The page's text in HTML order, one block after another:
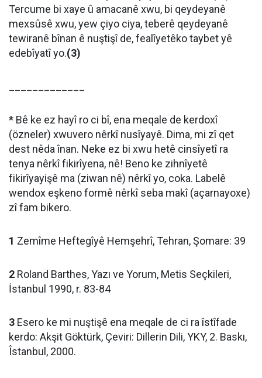
Tercume bi xaye û amacanê xwu, bi qeydeyanê
mexsûsê xwu, yew çiyo ciya, teberê qeydeyanê
tewiranê bînan ê nuştişî de, fealîyetêko taybet yê
edebîyatî yo.(3)
* Bê ke ez hayî ro ci bî, ena meqale de kerdoxî
(özneler) xwuvero nêrkî nusîyayê. Dima, mi zî qet
dest nêda înan. Neke ez bi xwu hetê cinsîyetî ra
tenya nêrkî fikirîyena, nê! Beno ke zihnîyetê
fikirîyayişê ma (ziwan nê) nêrkî yo, coka. Labelê
wendox eşkeno formê nêrkî seba makî (açarnayoxe)
zî fam bikero.
1 Zemîme Heftegîyê Hemşehrî, Tehran, Şomare: 39
2 Roland Barthes, Yazı ve Yorum, Metis Seçkileri,
İstanbul 1990, r. 83-84
3 Esero ke mi nuştişê ena meqale de ci ra îstîfade
kerdo: Akşit Göktürk, Çeviri: Dillerin Dili, YKY, 2. Baskı,
Îstanbul, 2000.